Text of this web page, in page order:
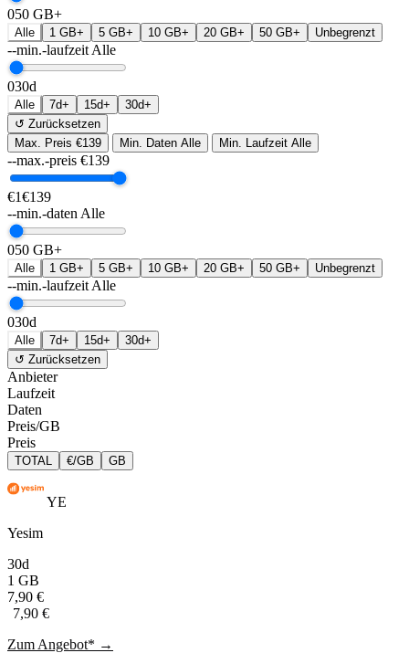
050 GB+
Alle 1 GB+ 5 GB+ 10 GB+ 20 GB+ 50 GB+ Unbegrenzt
--min.-laufzeit Alle
030d
Alle 7d+ 15d+
30d+
↺ Zurücksetzen
Max. Preis €139 Min. Daten Alle Min. Laufzeit Alle
--max.-preis €139
€1€139
--min.-daten Alle
050 GB+
Alle 1 GB+ 5 GB+ 10 GB+ 20 GB+ 50 GB+ Unbegrenzt
--min.-laufzeit Alle
030d
Alle 7d+ 15d+
30d+
↺ Zurücksetzen
Anbieter
Laufzeit
Daten
Preis/GB
Preis
TOTAL €/GB GB
YE
Yesim
30d
1 GB
7,90 €
7,90 €
Zum Angebot* →